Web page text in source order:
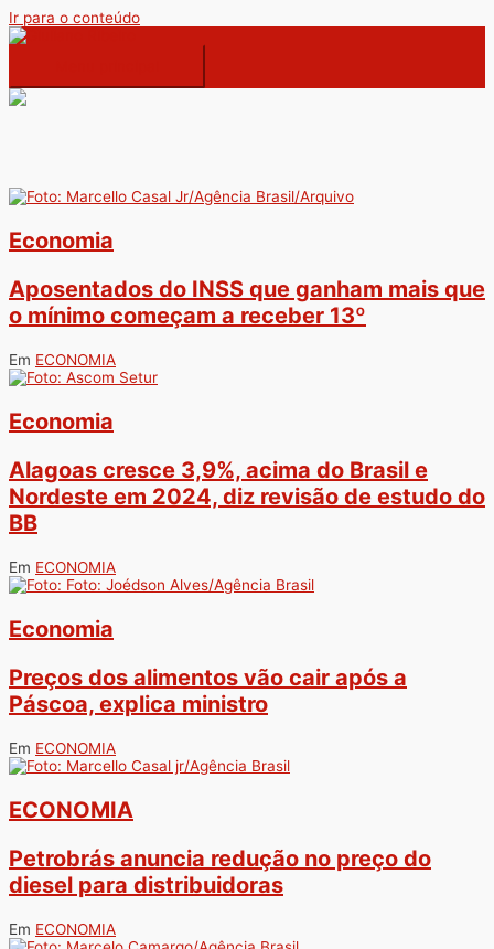
Ir para o conteúdo
Economia
Aposentados do INSS que ganham mais que
o mínimo começam a receber 13º
Em ECONOMIA
Economia
Alagoas cresce 3,9%, acima do Brasil e
Nordeste em 2024, diz revisão de estudo do
BB
Em ECONOMIA
Economia
Preços dos alimentos vão cair após a
Páscoa, explica ministro
Em ECONOMIA
ECONOMIA
Petrobrás anuncia redução no preço do
diesel para distribuidoras
Em ECONOMIA